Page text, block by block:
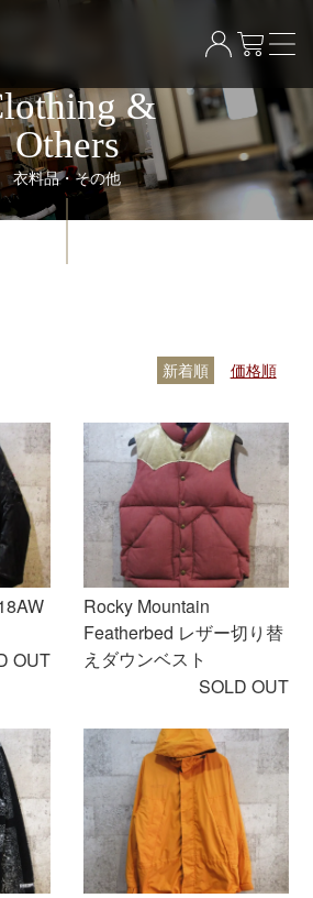
&
Others
衣料品・その他
新着順 価格順
OUT
Rocky Mountain
Featherbed レザー切り替
えダウンベスト
SOLD OUT